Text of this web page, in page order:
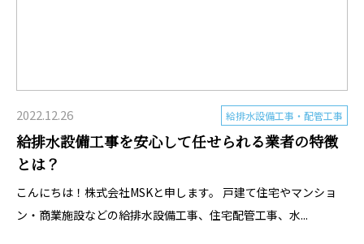
2022.12.26 給排水設備工事・配管工事
給排水設備工事を安心して任せられる業者の特徴
とは？
こんにちは！株式会社MSKと申します。 戸建て住宅やマンショ
ン・商業施設などの給排水設備工事、住宅配管工事、水...